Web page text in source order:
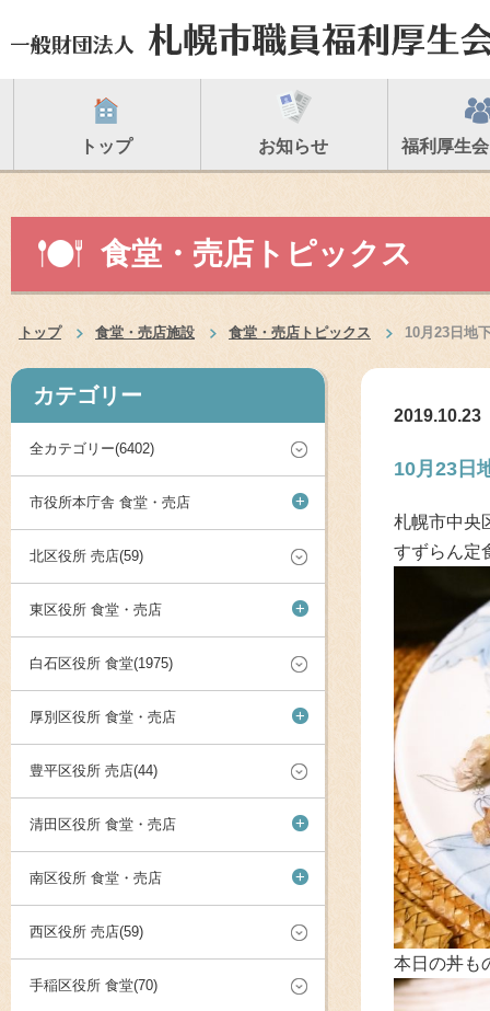
トップ お知らせ 福利厚生
食堂・売店トピックス
トップ 食堂・売店施設 食堂・売店トピックス 10月23日地
カテゴリー
全カテゴリー(6402)
市役所本庁舎 食堂・売店 +
北区役所 売店(59)
東区役所 食堂・売店 +
白石区役所 食堂(1975)
厚別区役所 食堂・売店 +
豊平区役所 売店(44)
清田区役所 食堂・売店 +
南区役所 食堂・売店 +
西区役所 売店(59)
手稲区役所 食堂(70)
2019.10.23
10月23日
札幌市中央
すずらん定
本日の丼も